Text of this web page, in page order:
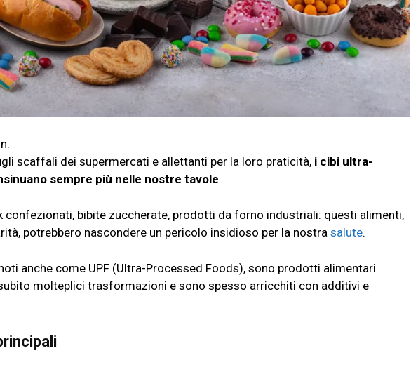
scaffali dei supermercati e allettanti per la loro praticità, i cibi ultra-
sempre più nelle nostre tavole.
confezionati, bibite zuccherate, prodotti da forno industriali: questi alimenti,
potrebbero nascondere un pericolo insidioso per la nostra salute.
anche come UPF (Ultra-Processed Foods), sono prodotti alimentari
molteplici trasformazioni e sono spesso arricchiti con additivi e